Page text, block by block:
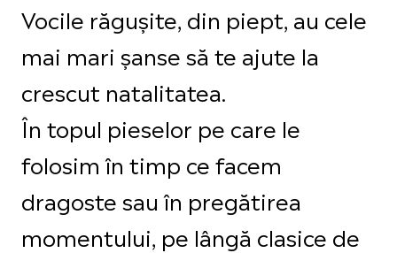
Vocile răgușite, din piept, au cele
mai mari șanse să te ajute la
crescut natalitatea.
În topul pieselor pe care le
folosim în timp ce facem
dragoste sau în pregătirea
momentului, pe lângă clasice de